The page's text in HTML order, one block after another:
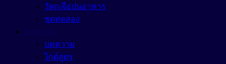
วัตถุเจือปนอาหาร
ชุดทดลอง
บทความ
ไกด์สูตร